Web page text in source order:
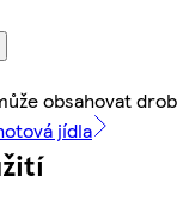
obsahovat
jídla